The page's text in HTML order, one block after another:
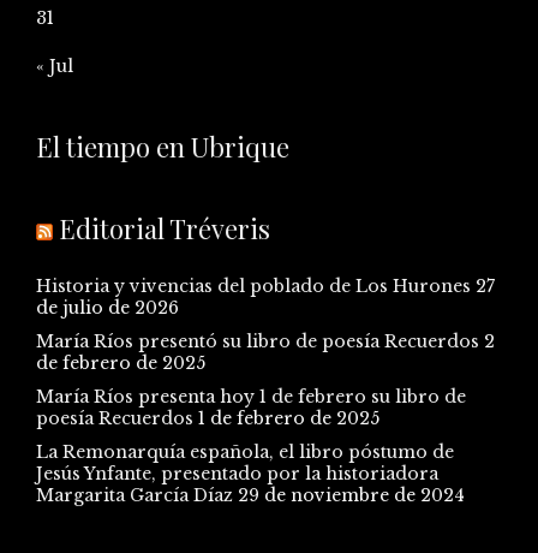
31
« Jul
El tiempo en Ubrique
Editorial Tréveris
Historia y vivencias del poblado de Los Hurones 27
de julio de 2026
María Ríos presentó su libro de poesía Recuerdos 2
de febrero de 2025
María Ríos presenta hoy 1 de febrero su libro de
poesía Recuerdos 1 de febrero de 2025
La Remonarquía española, el libro póstumo de
Jesús Ynfante, presentado por la historiadora
Margarita García Díaz 29 de noviembre de 2024